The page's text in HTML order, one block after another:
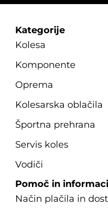
Kategorije
Kolesa
Komponente
Oprema
Kolesarska oblačila
Športna prehrana
Servis koles
Vodiči
Pomoč in
Način plačila in